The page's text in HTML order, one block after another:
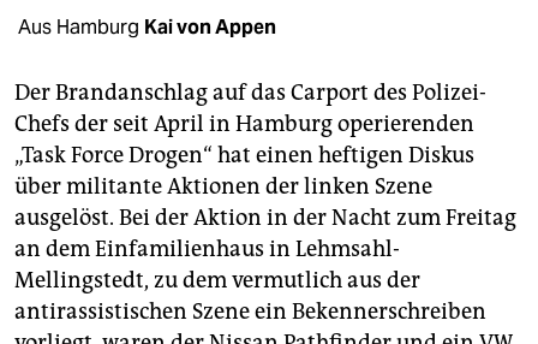
shop
fragen & hilfe
unterstützen
abo
genossenschaft
epaper login
Aus Hamburg Kai von Appen
Der Brandanschlag auf das Carport des Polizei-
Chefs der seit April in Hamburg operierenden
„Task Force Drogen“ hat einen heftigen Diskus
über militante Aktionen der linken Szene
ausgelöst. Bei der Aktion in der Nacht zum Freitag
an dem Einfamilienhaus in Lehmsahl-
Mellingstedt, zu dem vermutlich aus der
antirassistischen Szene ein Bekennerschreiben